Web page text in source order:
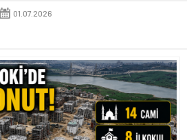
01.07.2026